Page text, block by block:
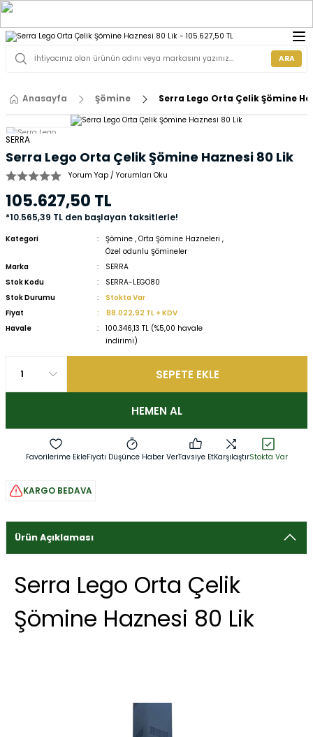
ARA
Anasayfa Şömine Serra Lego Orta Çelik Şömine
SERRA
Serra Lego Orta Çelik Şömine Haznesi 80 Lik
Yorum Yap / Yorumları Oku
105.627,50 TL
*10.565,39 TL den başlayan taksitlerle!
Kategori Şömine ,Orta Şömine Hazneleri ,
Özel odunlu Şömineler
Marka
SERRA
Stok Kodu
SERRA-LEGO80
Stok Durumu
Stokta Var
Fiyat
88.022,92 TL + KDV
Havale
100.346,13 TL (%5,00 havale
indirimi)
SEPETE EKLE
HEMEN AL
Fiyatı Düşünce Haber VerTavsiye EtKarşılaştırStokta Var
KARGO BEDAVA
Ürün Açıklaması
Serra Lego Orta Çelik
Şömine Haznesi 80 Lik